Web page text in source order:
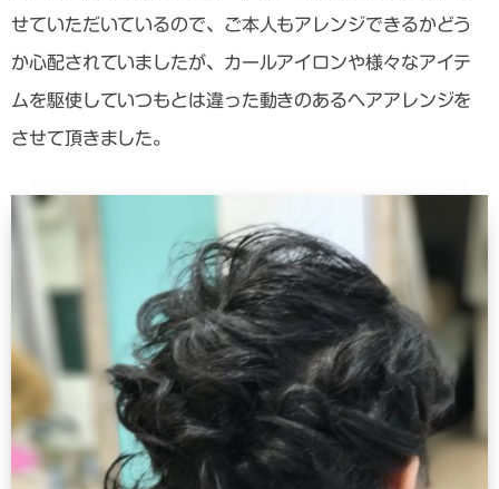
せていただいているので、ご本人もアレンジできるかどう
か心配されていましたが、カールアイロンや様々なアイテ
ムを駆使していつもとは違った動きのあるヘアアレンジを
させて頂きました。